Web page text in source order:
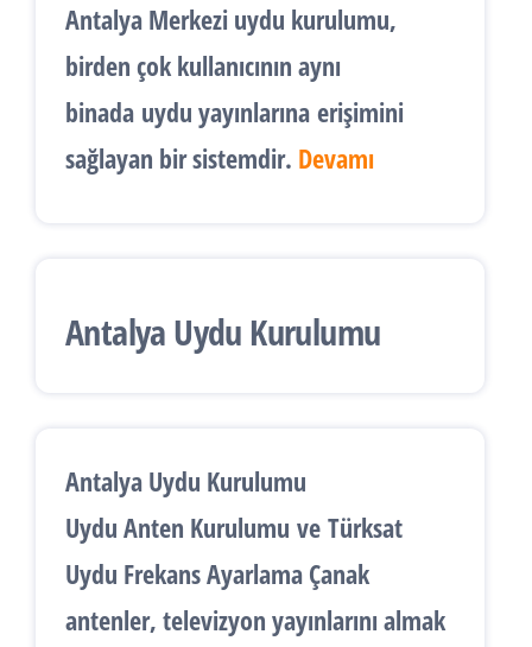
Antalya Merkezi uydu kurulumu,
birden çok kullanıcının aynı
binada uydu yayınlarına erişimini
sağlayan bir sistemdir. Devamı
Antalya Uydu Kurulumu
Antalya Uydu Kurulumu
Uydu Anten Kurulumu ve Türksat
Uydu Frekans Ayarlama Çanak
antenler, televizyon yayınlarını almak